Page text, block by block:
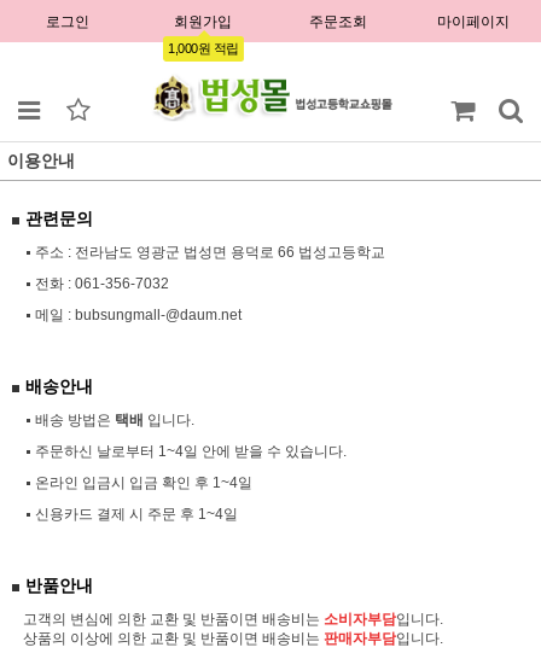
로그인 회원가입
1,000원 적립
주문조회 마이페이지
이용안내
관련문의
주소 : 전라남도 영광군 법성면 용덕로 66 법성고등학교
전화 : 061-356-7032
메일 : bubsungmall-@daum.net
배송안내
배송 방법은 택배 입니다.
주문하신 날로부터 1~4일 안에 받을 수 있습니다.
온라인 입금시 입금 확인 후 1~4일
신용카드 결제 시 주문 후 1~4일
반품안내
고객의 변심에 의한 교환 및 반품이면 배송비는 소비자부담입니다.
상품의 이상에 의한 교환 및 반품이면 배송비는 판매자부담입니다.